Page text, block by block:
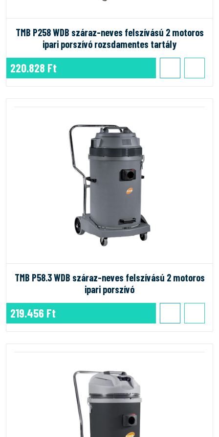
TMB P258 WDB száraz-neves felszívású 2 motoros
ipari porszívó rozsdamentes tartály
220.828 Ft
TMB P58.3 WDB száraz-neves felszívású 2 motoros
ipari porszívó
219.456 Ft